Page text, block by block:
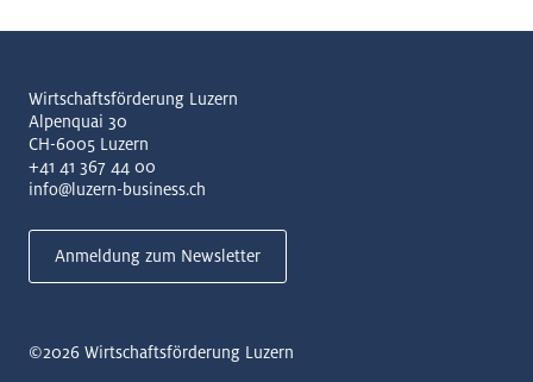
Wirtschaftsförderung Luzern
Alpenquai 30
CH-6005 Luzern
+41 41 367 44 00
info@luzern-business.ch
Anmeldung zum Newsletter
©2026 Wirtschaftsförderung Luzern